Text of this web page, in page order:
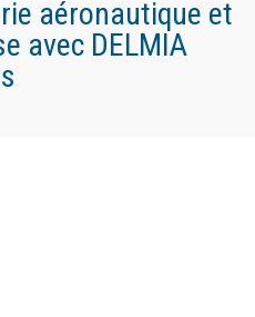
aéronautique et
avec DELMIA